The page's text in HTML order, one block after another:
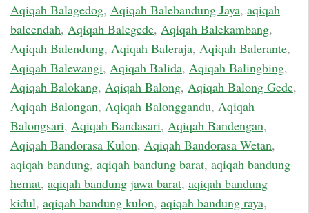
Aqiqah Balagedog, Aqiqah Balebandung Jaya, aqiqah
baleendah, Aqiqah Balegede, Aqiqah Balekambang,
Aqiqah Balendung, Aqiqah Baleraja, Aqiqah Balerante,
Aqiqah Balewangi, Aqiqah Balida, Aqiqah Balingbing,
Aqiqah Balokang, Aqiqah Balong, Aqiqah Balong Gede,
Aqiqah Balongan, Aqiqah Balonggandu, Aqiqah
Balongsari, Aqiqah Bandasari, Aqiqah Bandengan,
Aqiqah Bandorasa Kulon, Aqiqah Bandorasa Wetan,
aqiqah bandung, aqiqah bandung barat, aqiqah bandung
hemat, aqiqah bandung jawa barat, aqiqah bandung
kidul, aqiqah bandung kulon, aqiqah bandung raya,